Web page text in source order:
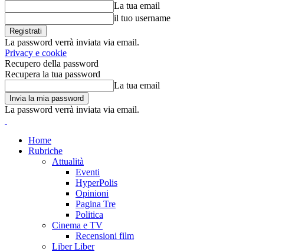
La tua email
il tuo username
La password verrà inviata via email.
Privacy e cookie
Recupero della password
Recupera la tua password
La tua email
La password verrà inviata via email.
Home
Rubriche
Attualità
Eventi
HyperPolis
Opinioni
Pagina Tre
Politica
Cinema e TV
Recensioni film
Liber Liber